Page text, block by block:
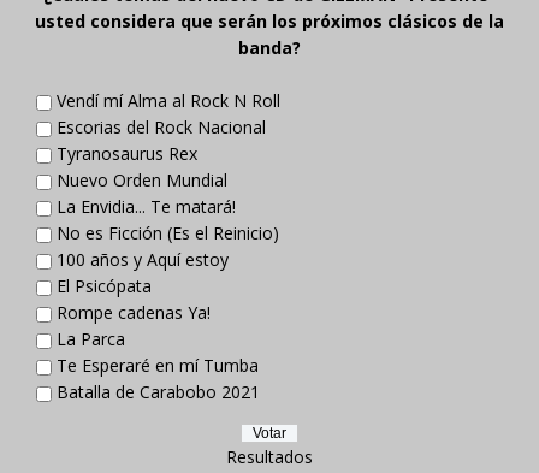
usted considera que serán los próximos clásicos de la
banda?
Vendí mí Alma al Rock N Roll
Escorias del Rock Nacional
Tyranosaurus Rex
Nuevo Orden Mundial
La Envidia... Te matará!
No es Ficción (Es el Reinicio)
100 años y Aquí estoy
El Psicópata
Rompe cadenas Ya!
La Parca
Te Esperaré en mí Tumba
Batalla de Carabobo 2021
Resultados